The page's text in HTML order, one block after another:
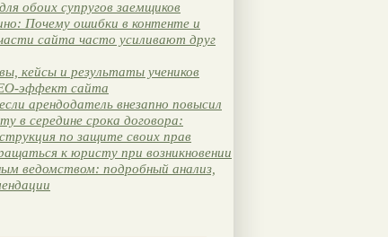
обоих супругов заемщиков
Почему ошибки в контенте и
сайта часто усиливают друг
кейсы и результаты учеников
эффект сайта
арендодатель внезапно повысил
в середине срока договора:
по защите своих прав
к юристу при возникновении
ведомством: подробный анализ,